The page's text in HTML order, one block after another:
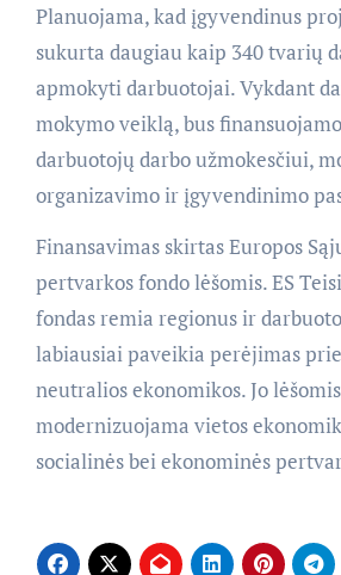
Planuojama, kad įgyvendinus
sukurta daugiau kaip 340 tvarių
apmokyti darbuotojai. Vykdant
mokymo veiklą, bus
darbuotojų darbo užmokesčiui,
organizavimo ir įgyvendinimo
Finansavimas skirtas Europos
pertvarkos fondo lėšomis. ES
fondas remia regionus ir
labiausiai paveikia perėjimas
neutralios ekonomikos. Jo lėšomis
modernizuojama vietos
socialinės bei ekonominės